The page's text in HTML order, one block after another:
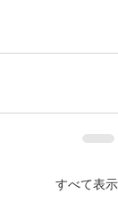
すべて表示